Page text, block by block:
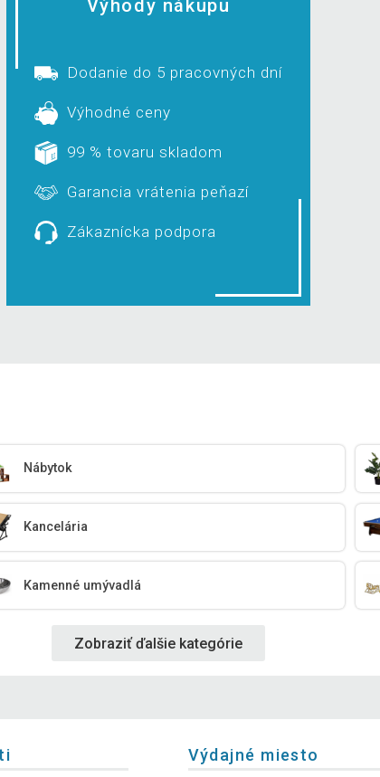
Výhody nákupu
Dodanie do 5 pracovných dní
Výhodné ceny
99 % tovaru skladom
Garancia vrátenia peňazí
Zákaznícka podpora
Nábytok
Kancelária
Kamenné umývadlá
Zobraziť ďalšie kategórie
Výdajné miesto